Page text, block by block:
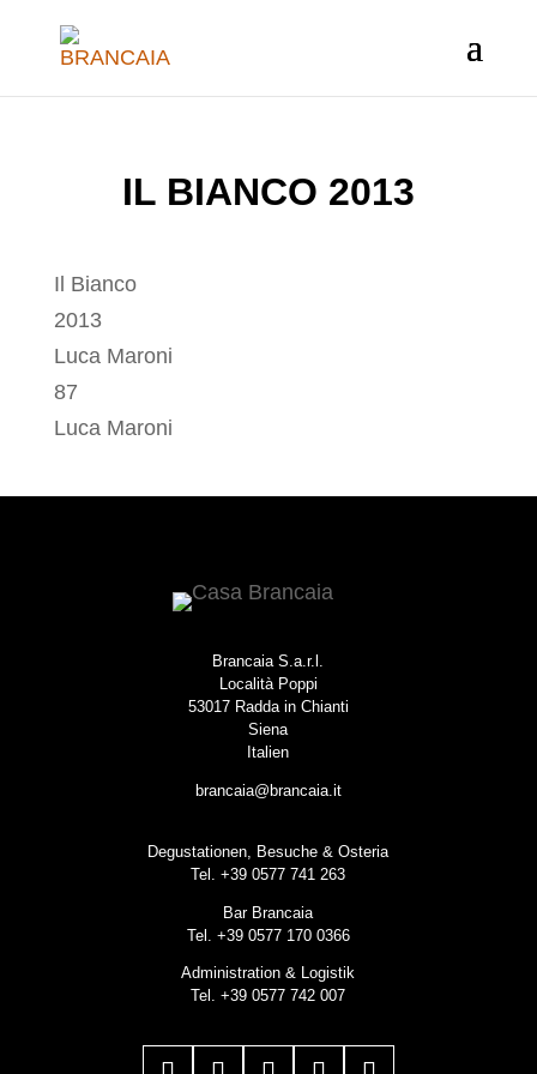
IL BIANCO 2013
Il Bianco
2013
Luca Maroni
87
Luca Maroni
Brancaia S.a.r.l.
Località Poppi
53017 Radda in Chianti
Siena
Italien
brancaia@brancaia.it
Degustationen, Besuche & Osteria
Tel. +39 0577 741 263
Bar Brancaia
Tel. +39 0577 170 0366
Administration & Logistik
Tel. +39 0577 742 007